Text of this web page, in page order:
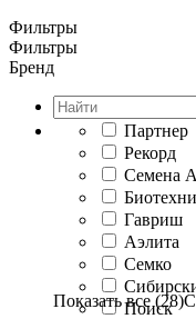
Фильтры
Фильтры
Бренд
Партнер
Рекорд
Семена
Гавриш
Аэлита
Семко
Поиск
Показать все (28)